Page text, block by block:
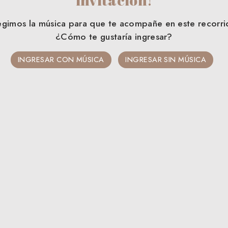
la música para que te acompañe en este
¿Cómo te gustaría ingresar?
INGRESAR CON MÚSICA INGRESAR SIN MÚSICA